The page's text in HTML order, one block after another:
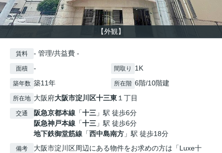
【外観】
賃料 - 管理/共益費 -
面積 - 間取り 1K
築年数 築11年 所在階 6階/10階建
所在地 大阪府大阪市淀川区十三東１丁目
交通 阪急京都本線 「十三 」駅 徒歩6分
阪急神戸本線 「十三 」駅 徒歩6分
地下鉄御堂筋線 「西中島南方 」駅 徒歩18分
備考
大阪市淀川区周辺にある物件をお求めの方は「Luxe十